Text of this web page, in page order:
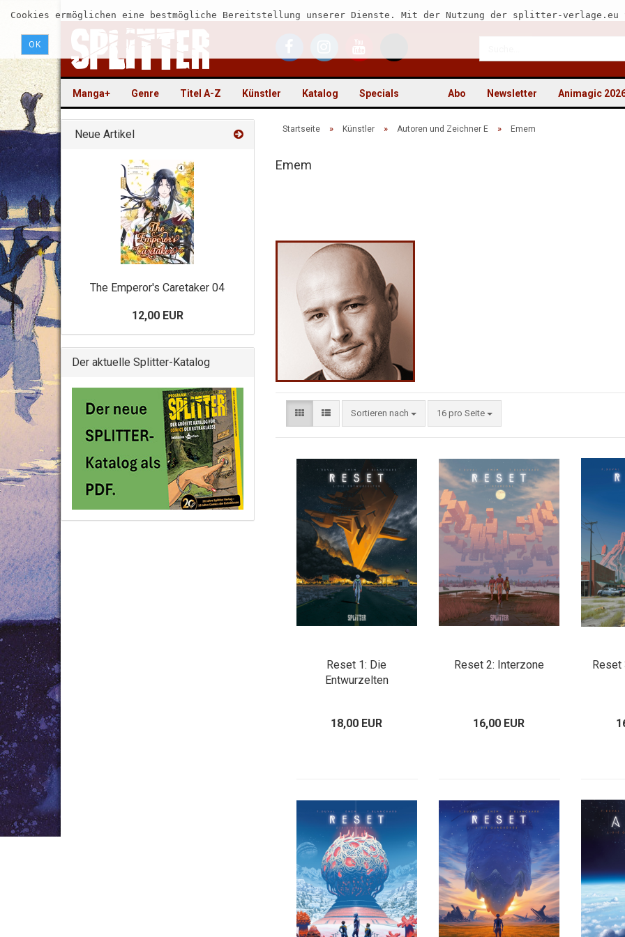
Cookies ermöglichen eine bestmögliche Bereitstellung unserer Dienste. Mit der Nutzung der splitter-
OK
Manga+ Genre Titel A-Z Künstler Katalog Specials Animagic
Newsletter
Abo
Startseite » Künstler » Autoren und Zeichner E » Emem
Emem
Sortieren nach 16 pro Seite
Reset 1: Die
Entwurzelten
18,00 EUR
Reset 2: Interzone
16,00 EUR
Reset
Neue Artikel
The Emperor's Caretaker 04
12,00 EUR
Der aktuelle Splitter-Katalog